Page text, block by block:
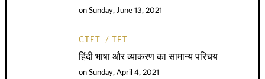
onSunday, June 13, 2021
CTET TET
हिंदी भाषा और व्याकरण का सामान्य परिचय
onSunday, April 4, 2021